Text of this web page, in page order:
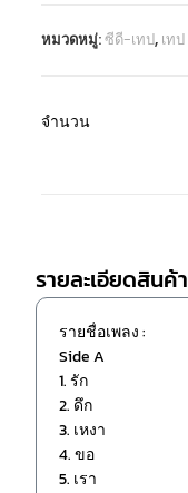
หมวดหมู่:ซีดี-เทป, เทป
จำนวน
รายละเอียดสินค้า
รายชื่อเพลง :
Side A
1. รัก
2. ดึก
3. เหงา
4. ขอ
5. เรา